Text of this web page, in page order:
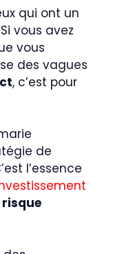
qui ont un
vous avez
vous
des vagues
, c’est pour
de
l’essence
risque